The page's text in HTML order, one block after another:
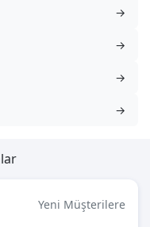
→
→
→
→
Yeni Müşterilere